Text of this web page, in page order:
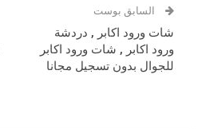
السابق بوست
شات ورود اكابر , دردشة
ورود اكابر , شات ورود اكابر
للجوال بدون تسجيل مجانا